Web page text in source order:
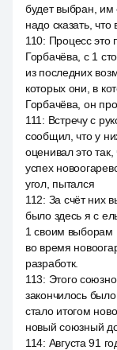
будет выбран, им
надо сказать, что
110: Процесс это
Горбачёва, с 1
из последних
которых они, в
Горбачёва, он
111 : Встречу с
сообщил, что у
оценивал это
успех
угол, пытался
112: За счёт них
было здесь я с
1 своим выборам
во время
разработк.
113: Этого
закончилось
стало итогом
новый союзный
114: Августа 91